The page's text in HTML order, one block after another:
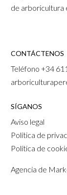
de arboricultura
CONTÁCTENOS
Teléfono+34
SÍGANOS
Aviso legal
Política de
Política de
Agencia de